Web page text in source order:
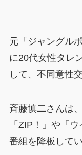
元「ジャングル
に20代女性タレ
して、不同意性
斉藤慎二さんは
「ZIP！」や「
番組を降板してい